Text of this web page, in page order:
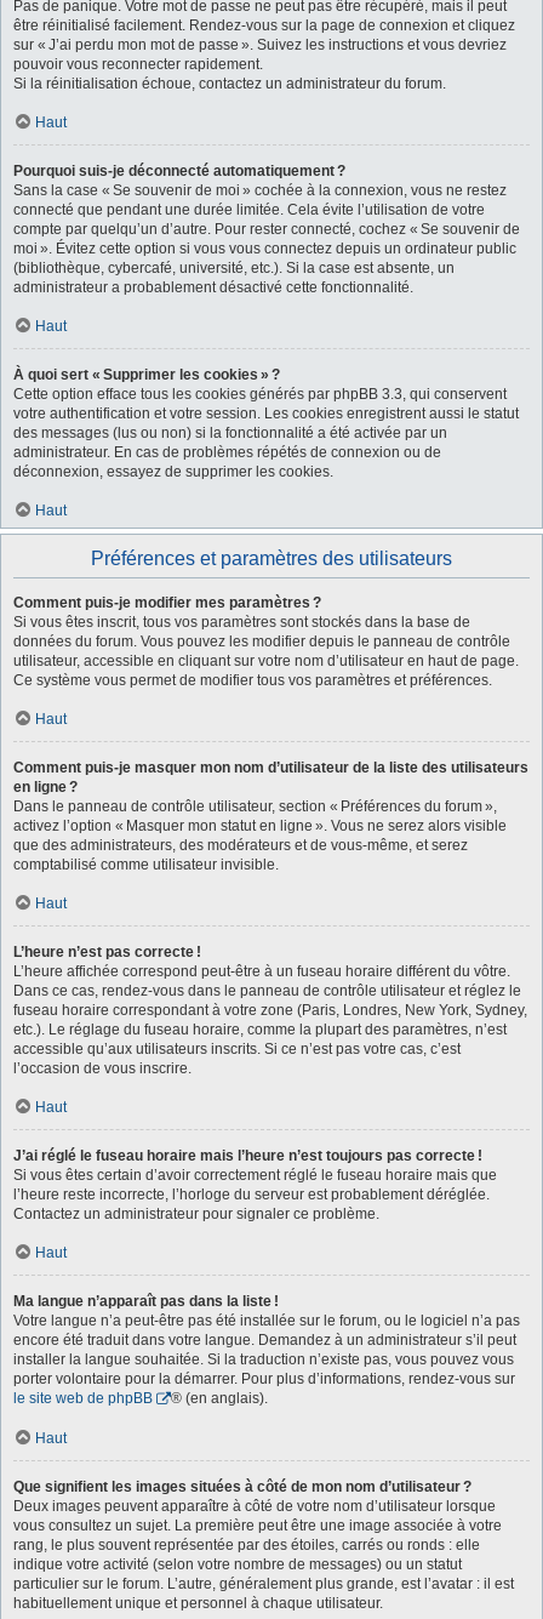
Pas de panique. Votre mot de passe ne peut pas être récupéré, mais il peut
être réinitialisé facilement. Rendez-vous sur la page de connexion et cliquez
sur « J’ai perdu mon mot de passe ». Suivez les instructions et vous devriez
pouvoir vous reconnecter rapidement.
Si la réinitialisation échoue, contactez un administrateur du forum.
Haut
Pourquoi suis-je déconnecté automatiquement ?
Sans la case « Se souvenir de moi » cochée à la connexion, vous ne restez
connecté que pendant une durée limitée. Cela évite l’utilisation de votre
compte par quelqu’un d’autre. Pour rester connecté, cochez « Se souvenir de
moi ». Évitez cette option si vous vous connectez depuis un ordinateur public
(bibliothèque, cybercafé, université, etc.). Si la case est absente, un
administrateur a probablement désactivé cette fonctionnalité.
Haut
À quoi sert « Supprimer les cookies » ?
Cette option efface tous les cookies générés par phpBB 3.3, qui conservent
votre authentification et votre session. Les cookies enregistrent aussi le statut
des messages (lus ou non) si la fonctionnalité a été activée par un
administrateur. En cas de problèmes répétés de connexion ou de
déconnexion, essayez de supprimer les cookies.
Haut
Préférences et paramètres des utilisateurs
Comment puis-je modifier mes paramètres ?
Si vous êtes inscrit, tous vos paramètres sont stockés dans la base de
données du forum. Vous pouvez les modifier depuis le panneau de contrôle
utilisateur, accessible en cliquant sur votre nom d’utilisateur en haut de page.
Ce système vous permet de modifier tous vos paramètres et préférences.
Haut
Comment puis-je masquer mon nom d’utilisateur de la liste des utilisateurs
en ligne ?
Dans le panneau de contrôle utilisateur, section « Préférences du forum »,
activez l’option « Masquer mon statut en ligne ». Vous ne serez alors visible
que des administrateurs, des modérateurs et de vous-même, et serez
comptabilisé comme utilisateur invisible.
Haut
L’heure n’est pas correcte !
L’heure affichée correspond peut-être à un fuseau horaire différent du vôtre.
Dans ce cas, rendez-vous dans le panneau de contrôle utilisateur et réglez le
fuseau horaire correspondant à votre zone (Paris, Londres, New York, Sydney,
etc.). Le réglage du fuseau horaire, comme la plupart des paramètres, n’est
accessible qu’aux utilisateurs inscrits. Si ce n’est pas votre cas, c’est
l’occasion de vous inscrire.
Haut
J’ai réglé le fuseau horaire mais l’heure n’est toujours pas correcte !
Si vous êtes certain d’avoir correctement réglé le fuseau horaire mais que
l’heure reste incorrecte, l’horloge du serveur est probablement déréglée.
Contactez un administrateur pour signaler ce problème.
Haut
Ma langue n’apparaît pas dans la liste !
Votre langue n’a peut-être pas été installée sur le forum, ou le logiciel n’a pas
encore été traduit dans votre langue. Demandez à un administrateur s’il peut
installer la langue souhaitée. Si la traduction n’existe pas, vous pouvez vous
porter volontaire pour la démarrer. Pour plus d’informations, rendez-vous sur
le site web de phpBB
® (en anglais).
Haut
Que signifient les images situées à côté de mon nom d’utilisateur ?
Deux images peuvent apparaître à côté de votre nom d’utilisateur lorsque
vous consultez un sujet. La première peut être une image associée à votre
rang, le plus souvent représentée par des étoiles, carrés ou ronds : elle
indique votre activité (selon votre nombre de messages) ou un statut
particulier sur le forum. L’autre, généralement plus grande, est l’avatar : il est
habituellement unique et personnel à chaque utilisateur.